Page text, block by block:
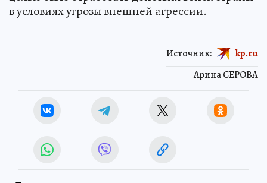
в условиях угрозы внешней агрессии.
Арина СЕРОВА
Источник: kp.ru